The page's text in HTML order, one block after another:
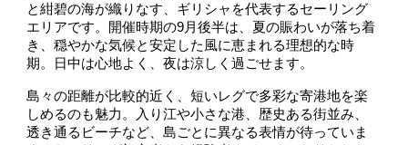
と紺碧の海が織りなす、ギリシャを代表するセーリング
エリアです。開催時期の9月後半は、夏の賑わいが落ち着
き、穏やかな気候と安定した風に恵まれる理想的な時
期。日中は心地よく、夜は涼しく過ごせます。
島々の距離が比較的近く、短いレグで多彩な寄港地を楽
しめるのも魅力。入り江や小さな港、歴史ある街並み、
透き通るビーチなど、島ごとに異なる表情が待っていま